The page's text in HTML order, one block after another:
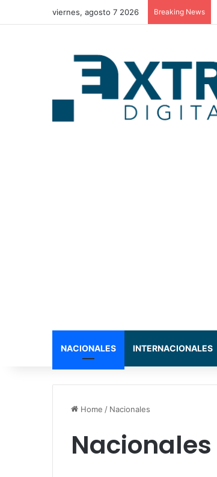
viernes, agosto 7 2026 Breaking News
NACIONALES INTERNACIONALES
Home / Nacionales
Nacionales